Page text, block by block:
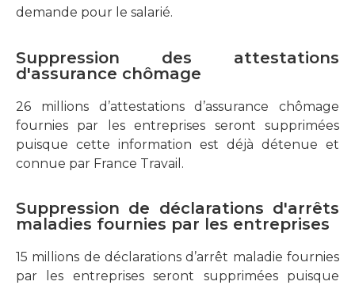
demande pour le salarié.
Suppression des attestations
d'assurance chômage
26 millions d’attestations d’assurance chômage
fournies par les entreprises seront supprimées
puisque cette information est déjà détenue et
connue par France Travail.
Suppression de déclarations d'arrêts
maladies fournies par les entreprises
15 millions de déclarations d’arrêt maladie fournies
par les entreprises seront supprimées puisque